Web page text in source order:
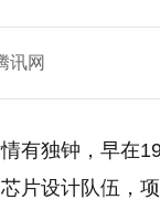
讯网
有独钟，早在
片设计队伍，